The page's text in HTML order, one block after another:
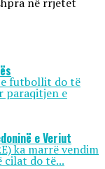
e futbollit do të
paraqitjen e
e Veriut
ka marrë vendim
cilat do të...